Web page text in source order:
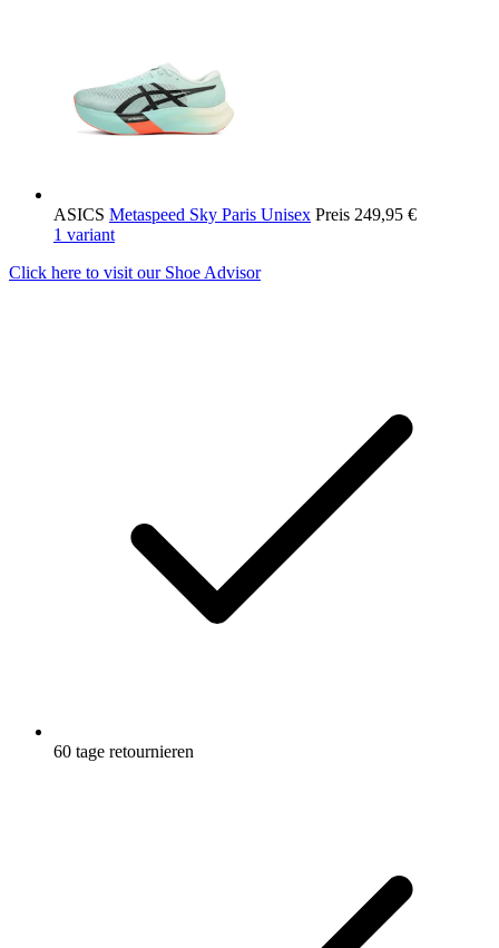
ASICS Metaspeed Sky Paris Unisex Preis 249,95 €
1 variant
Click here to visit our Shoe Advisor
60 tage retournieren